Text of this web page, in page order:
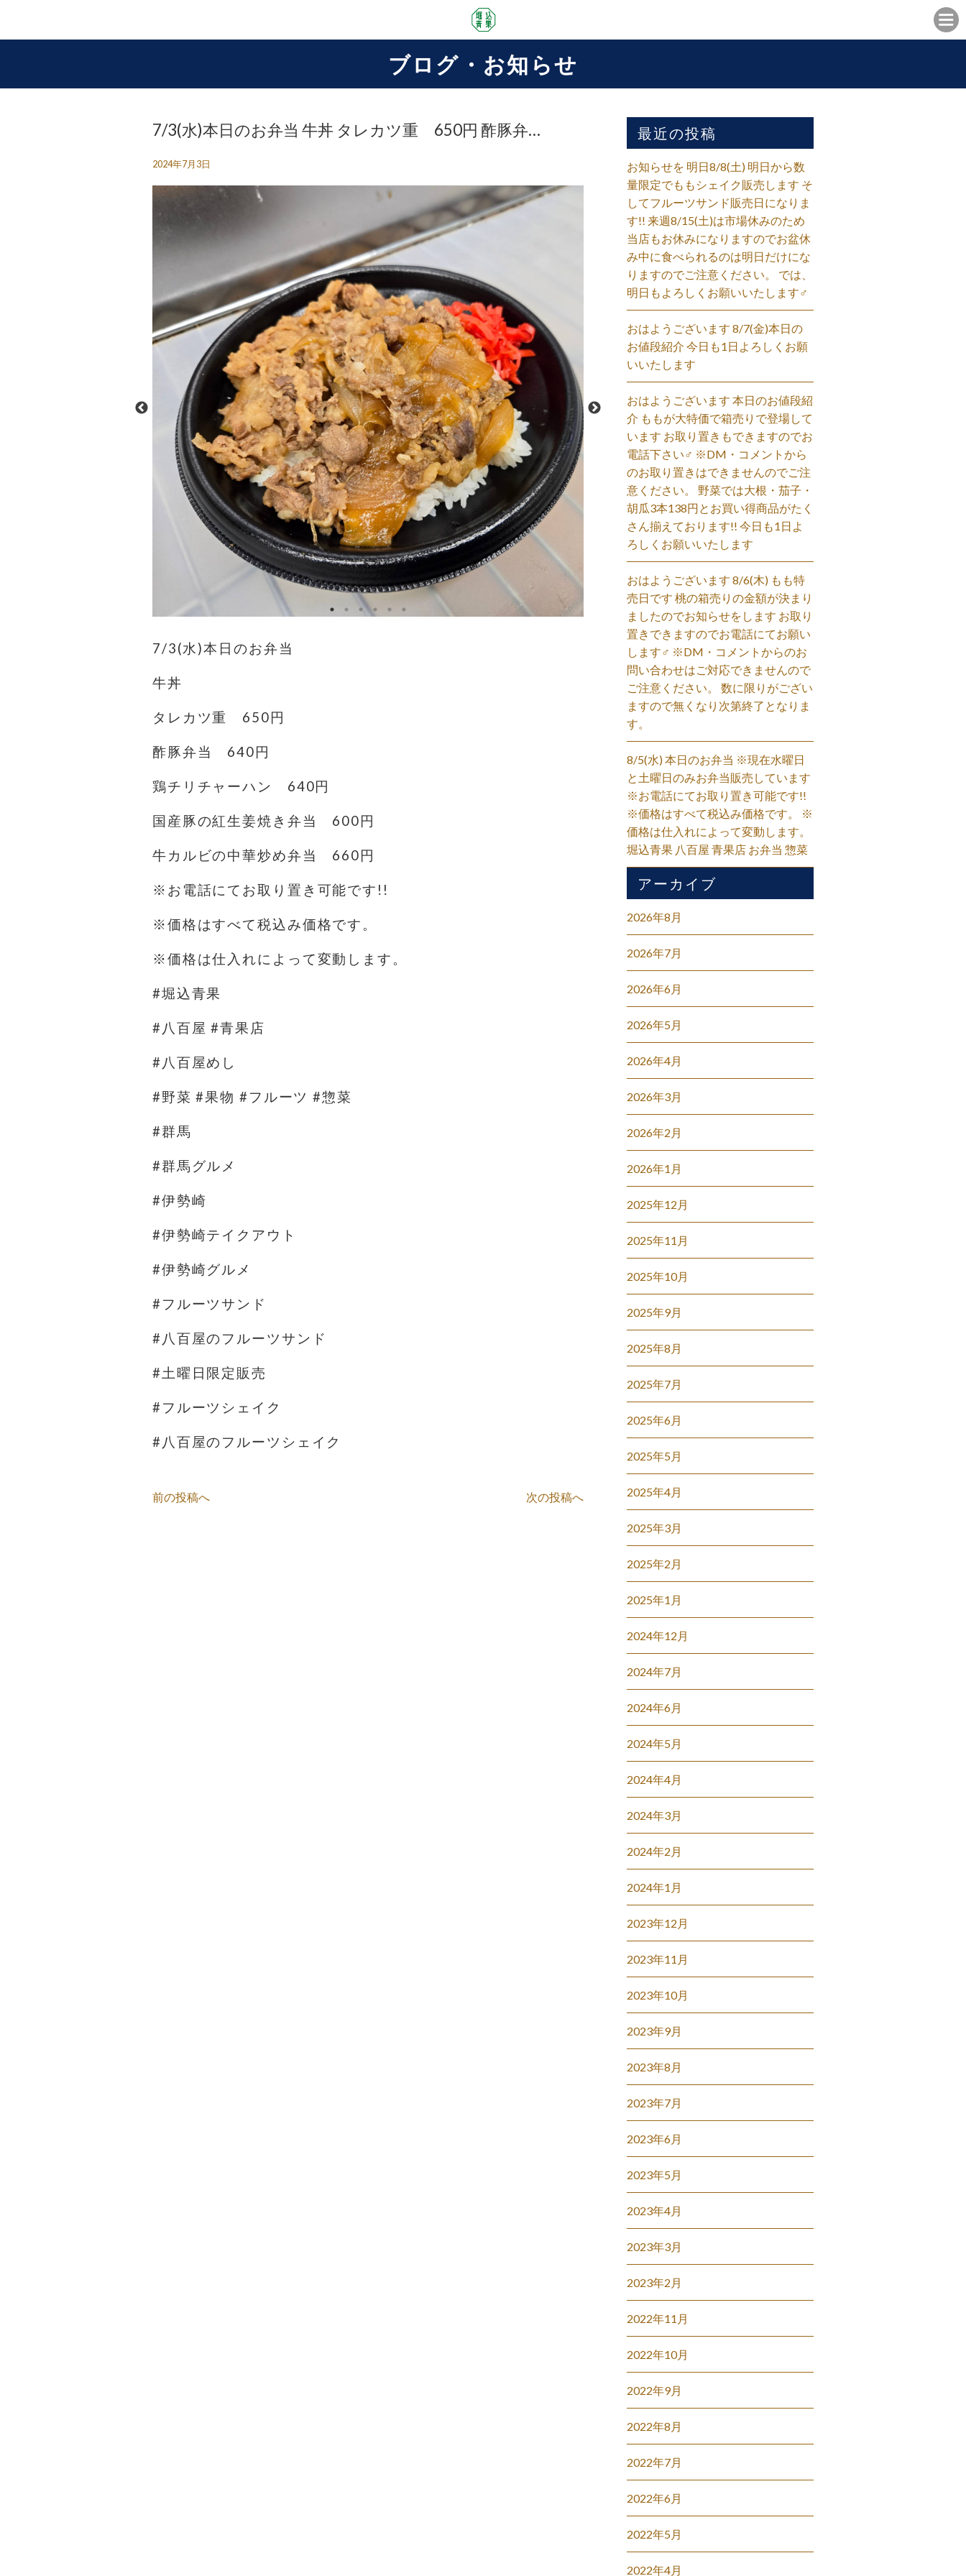
ブログ・お知らせ
7/3(水)本日のお弁当 牛丼 タレカツ重 650円 酢豚弁…
2024年7月3日
7/3(水)本日のお弁当
牛丼
タレカツ重 650円
酢豚弁当 640円
鶏チリチャーハン 640円
国産豚の紅生姜焼き弁当 600円
牛カルビの中華炒め弁当 660円
※お電話にてお取り置き可能です!!
※価格はすべて税込み価格です。
※価格は仕入れによって変動します。
#堀込青果
#八百屋 #青果店
#八百屋めし
#野菜 #果物 #フルーツ #惣菜
#群馬
#群馬グルメ
#伊勢崎
#伊勢崎テイクアウト
#伊勢崎グルメ
#フルーツサンド
#八百屋のフルーツサンド
#土曜日限定販売
#フルーツシェイク
#八百屋のフルーツシェイク
前の投稿へ 次の投稿へ
最近の投稿
お知らせを 明日8/8(土) 明日から数
量限定でももシェイク販売します そ
してフルーツサンド販売日になりま
す!! 来週8/15(土)は市場休みのため
当店もお休みになりますのでお盆休
み中に食べられるのは明日だけにな
りますのでご注意ください。 では、
明日もよろしくお願いいたします‍♂️
おはようございます 8/7(金)本日の
お値段紹介 今日も1日よろしくお願
いいたします
おはようございます 本日のお値段紹
介 ももが大特価で箱売りで登場して
います お取り置きもできますのでお
電話下さい‍♂️ ※DM・コメントから
のお取り置きはできませんのでご注
意ください。 野菜では大根・茄子・
胡瓜3本138円とお買い得商品がたく
さん揃えております!! 今日も1日よ
ろしくお願いいたします
おはようございます 8/6(木) もも特
売日です 桃の箱売りの金額が決まり
ましたのでお知らせをします お取り
置きできますのでお電話にてお願い
します‍♂️ ※DM・コメントからのお
問い合わせはご対応できませんので
ご注意ください。 数に限りがござい
ますので無くなり次第終了となりま
す。
8/5(水) 本日のお弁当 ※現在水曜日
と土曜日のみお弁当販売しています
※お電話にてお取り置き可能です!!
※価格はすべて税込み価格です。 ※
価格は仕入れによって変動します。
堀込青果 八百屋 青果店 お弁当 惣菜
アーカイブ
2026年8月
2026年7月
2026年6月
2026年5月
2026年4月
2026年3月
2026年2月
2026年1月
2025年12月
2025年11月
2025年10月
2025年9月
2025年8月
2025年7月
2025年6月
2025年5月
2025年4月
2025年3月
2025年2月
2025年1月
2024年12月
2024年7月
2024年6月
2024年5月
2024年4月
2024年3月
2024年2月
2024年1月
2023年12月
2023年11月
2023年10月
2023年9月
2023年8月
2023年7月
2023年6月
2023年5月
2023年4月
2023年3月
2023年2月
2022年11月
2022年10月
2022年9月
2022年8月
2022年7月
2022年6月
2022年5月
2022年4月